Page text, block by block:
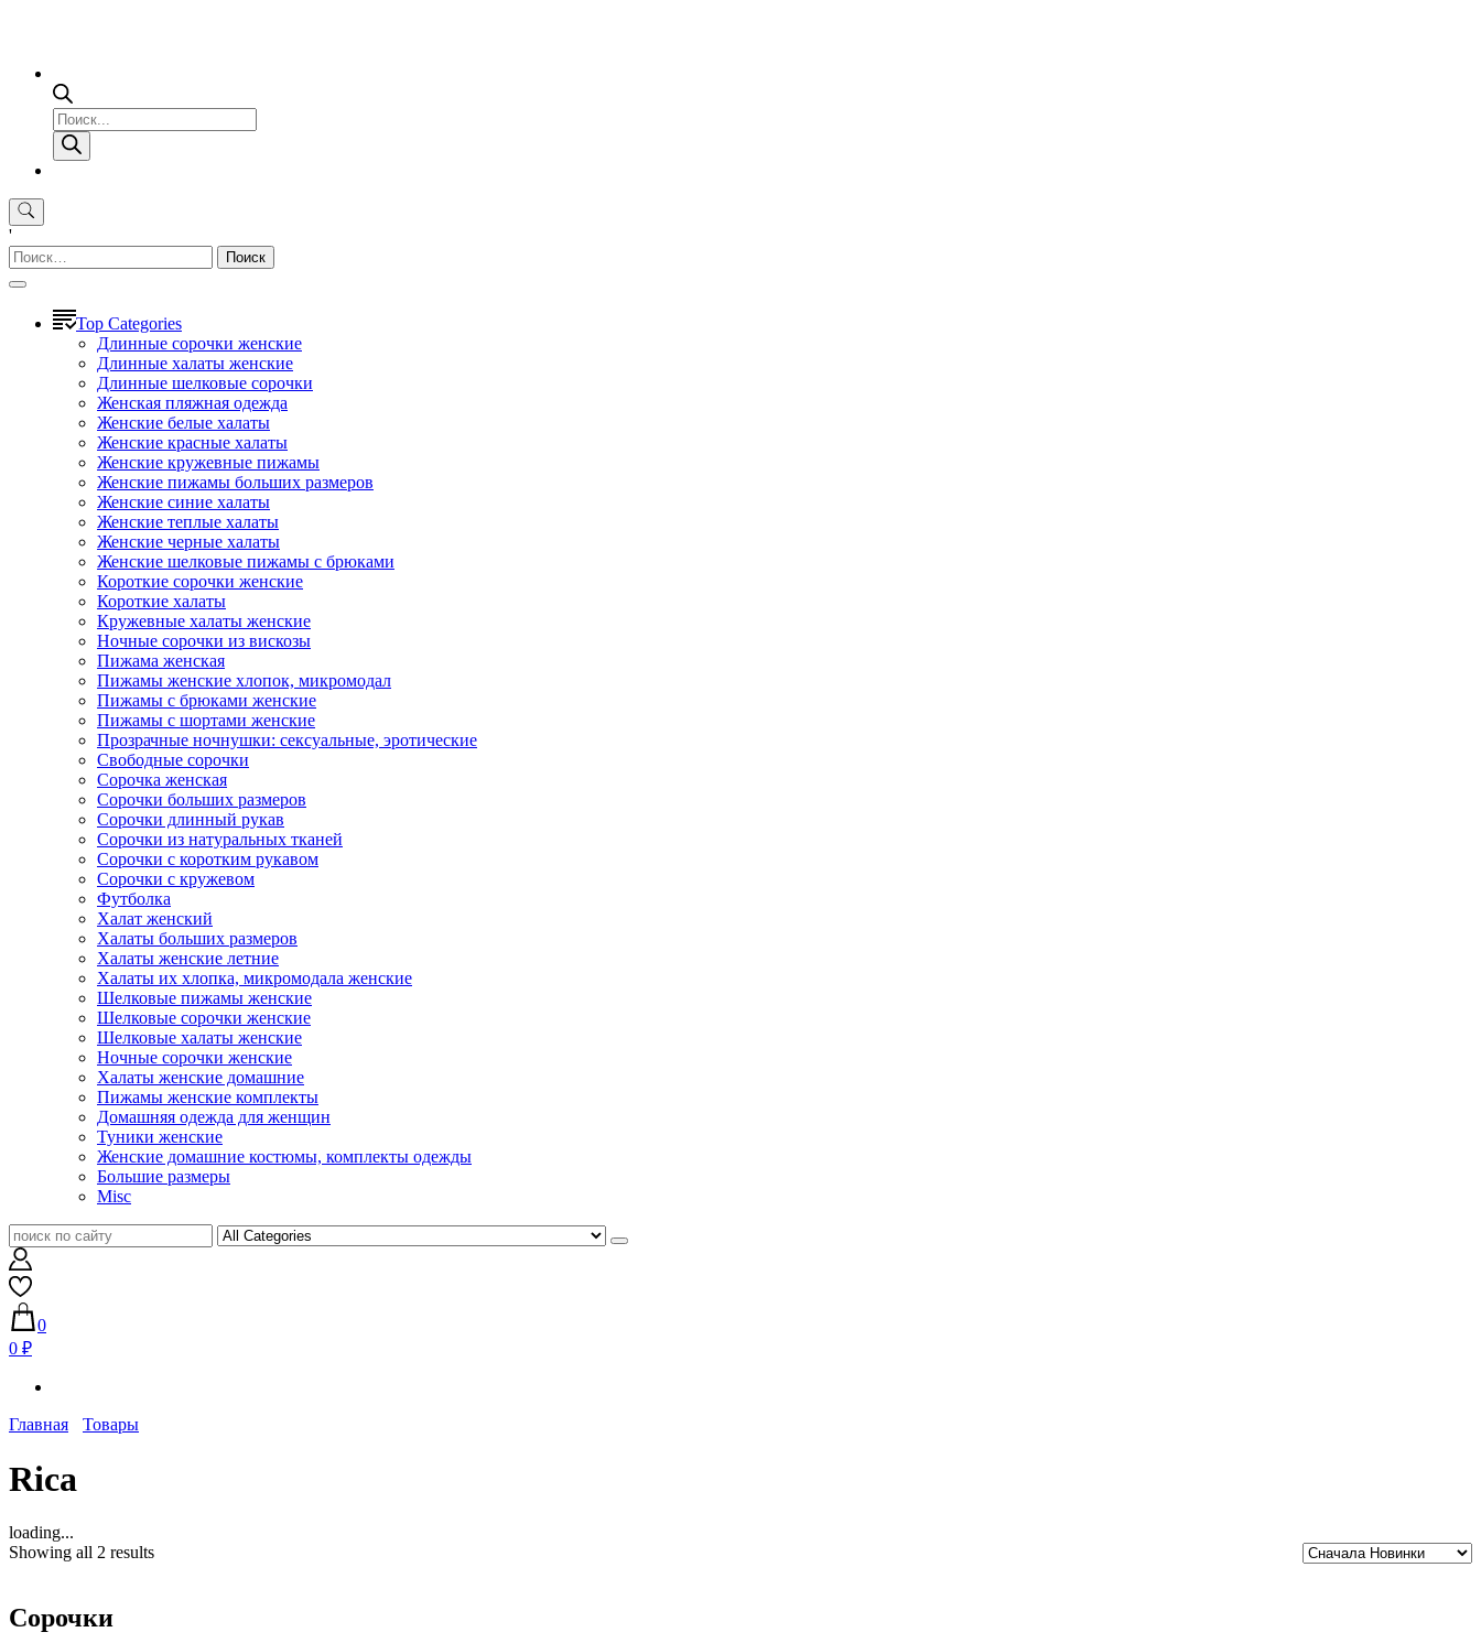
Поиск
товаров
'
Найти:
Top Categories
Длинные сорочки женские
Длинные халаты женские
Длинные шелковые сорочки
Женская пляжная одежда
Женские белые халаты
Женские красные халаты
Женские кружевные пижамы
Женские пижамы больших размеров
Женские синие халаты
Женские теплые халаты
Женские черные халаты
Женские шелковые пижамы с брюками
Короткие сорочки женские
Короткие халаты
Кружевные халаты женские
Ночные сорочки из вискозы
Пижама женская
Пижамы женские хлопок, микромодал
Пижамы с брюками женские
Пижамы с шортами женские
Прозрачные ночнушки: сексуальные, эротические
Свободные сорочки
Сорочка женская
Сорочки больших размеров
Сорочки длинный рукав
Сорочки из натуральных тканей
Сорочки с коротким рукавом
Сорочки с кружевом
Футболка
Халат женский
Халаты больших размеров
Халаты женские летние
Халаты их хлопка, микромодала женские
Шелковые пижамы женские
Шелковые сорочки женские
Шелковые халаты женские
Ночные сорочки женские
Халаты женские домашние
Пижамы женские комплекты
Домашняя одежда для женщин
Туники женские
Женские домашние костюмы, комплекты одежды
Большие размеры
Misc
0
0 ₽
Главная Товары
Rica
loading...
Showing all 2 results
Сорочки